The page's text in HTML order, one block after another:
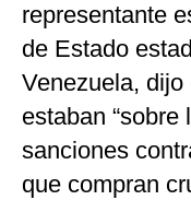
representante
de Estado
Venezuela,
estaban “sobre
sanciones
que compran